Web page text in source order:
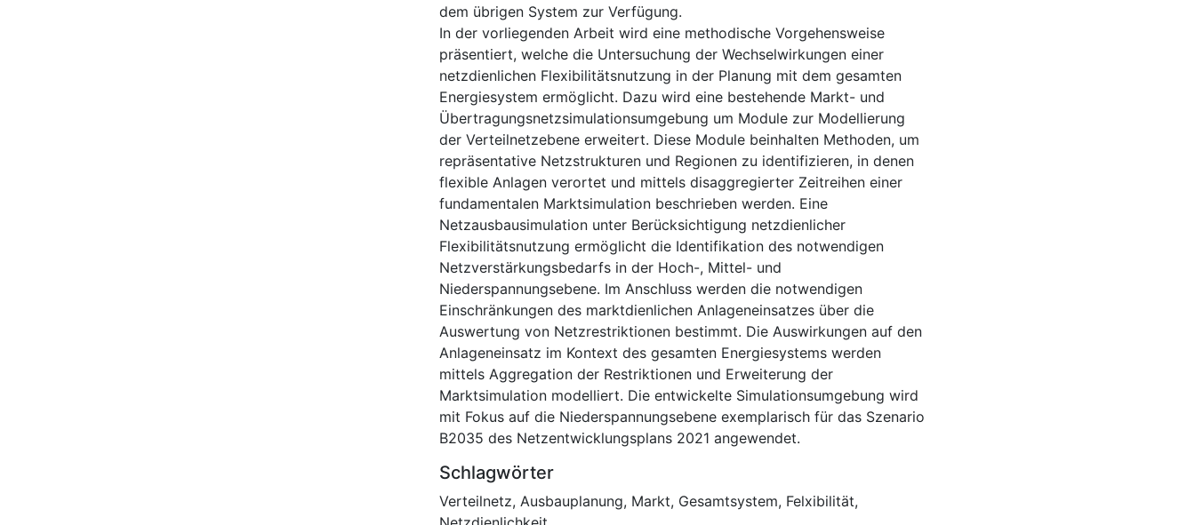
dem übrigen System zur Verfügung.
In der vorliegenden Arbeit wird eine methodische Vorgehensweise
präsentiert, welche die Untersuchung der Wechselwirkungen einer
netzdienlichen Flexibilitätsnutzung in der Planung mit dem gesamten
Energiesystem ermöglicht. Dazu wird eine bestehende Markt- und
Übertragungsnetzsimulationsumgebung um Module zur Modellierung
der Verteilnetzebene erweitert. Diese Module beinhalten Methoden, um
repräsentative Netzstrukturen und Regionen zu identifizieren, in denen
flexible Anlagen verortet und mittels disaggregierter Zeitreihen einer
fundamentalen Marktsimulation beschrieben werden. Eine
Netzausbausimulation unter Berücksichtigung netzdienlicher
Flexibilitätsnutzung ermöglicht die Identifikation des notwendigen
Netzverstärkungsbedarfs in der Hoch-, Mittel- und
Niederspannungsebene. Im Anschluss werden die notwendigen
Einschränkungen des marktdienlichen Anlageneinsatzes über die
Auswertung von Netzrestriktionen bestimmt. Die Auswirkungen auf den
Anlageneinsatz im Kontext des gesamten Energiesystems werden
mittels Aggregation der Restriktionen und Erweiterung der
Marktsimulation modelliert. Die entwickelte Simulationsumgebung wird
mit Fokus auf die Niederspannungsebene exemplarisch für das Szenario
B2035 des Netzentwicklungsplans 2021 angewendet.
Schlagwörter
Verteilnetz, Ausbauplanung, Markt, Gesamtsystem, Felxibilität,